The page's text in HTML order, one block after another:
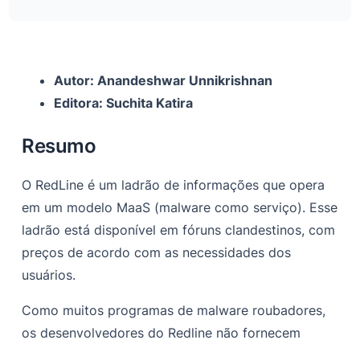
Configuração incorporada
Configuração C2
Instanciando o Stealer
Roubo de dados
Informações do sistema
Dados do navegador
Captador de arquivos
Autor: Anandeshwar Unnikrishnan
Editora: Suchita Katira
Resumo
O RedLine é um ladrão de informações que opera
em um modelo MaaS (malware como serviço). Esse
ladrão está disponível em fóruns clandestinos, com
preços de acordo com as necessidades dos
usuários.
Como muitos programas de malware roubadores,
os desenvolvedores do Redline não fornecem